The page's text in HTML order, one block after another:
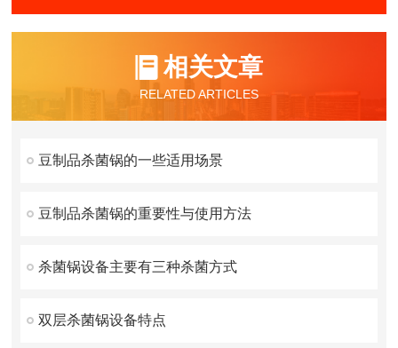
相关文章
RELATED ARTICLES
豆制品杀菌锅的一些适用场景
豆制品杀菌锅的重要性与使用方法
杀菌锅设备主要有三种杀菌方式
双层杀菌锅设备特点